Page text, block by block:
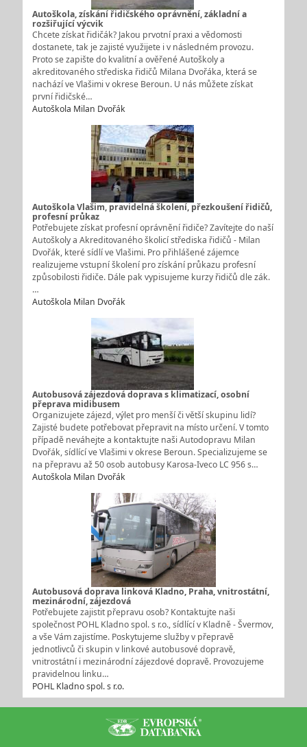
Autoškola, získání řidičského oprávnění, základní a
rozšiřující výcvik
Chcete získat řidičák? Jakou prvotní praxi a vědomosti
dostanete, tak je zajisté využijete i v následném provozu.
Proto se zapište do kvalitní a ověřené Autoškoly a
akreditovaného střediska řidičů Milana Dvořáka, která se
nachází ve Vlašimi v okrese Beroun. U nás můžete získat
první řidičské…
Autoškola Milan Dvořák
Autoškola Vlašim, pravidelná školení, přezkoušení řidičů,
profesní průkaz
Potřebujete získat profesní oprávnění řidiče? Zavítejte do naší
Autoškoly a Akreditovaného školicí střediska řidičů - Milan
Dvořák, které sídlí ve Vlašimi. Pro přihlášené zájemce
realizujeme vstupní školení pro získání průkazu profesní
způsobilosti řidiče. Dále pak vypisujeme kurzy řidičů dle zák.
…
Autoškola Milan Dvořák
Autobusová zájezdová doprava s klimatizací, osobní
přeprava midibusem
Organizujete zájezd, výlet pro menší či větší skupinu lidí?
Zajisté budete potřebovat přepravit na místo určení. V tomto
případě neváhejte a kontaktujte naši Autodopravu Milan
Dvořák, sídlící ve Vlašimi v okrese Beroun. Specializujeme se
na přepravu až 50 osob autobusy Karosa-Iveco LC 956 s…
Autoškola Milan Dvořák
Autobusová doprava linková Kladno, Praha, vnitrostátní,
mezinárodní, zájezdová
Potřebujete zajistit přepravu osob? Kontaktujte naši
společnost POHL Kladno spol. s r.o., sídlící v Kladně - Švermov,
a vše Vám zajistíme. Poskytujeme služby v přepravě
jednotlivců či skupin v linkové autobusové dopravě,
vnitrostátní i mezinárodní zájezdové dopravě. Provozujeme
pravidelnou linku…
POHL Kladno spol. s r.o.